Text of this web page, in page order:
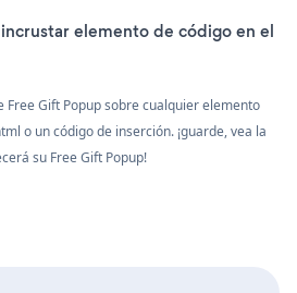
elemento de código en el
Free Gift Popup sobre cualquier elemento
o un código de inserción. ¡guarde, vea la
su Free Gift Popup!